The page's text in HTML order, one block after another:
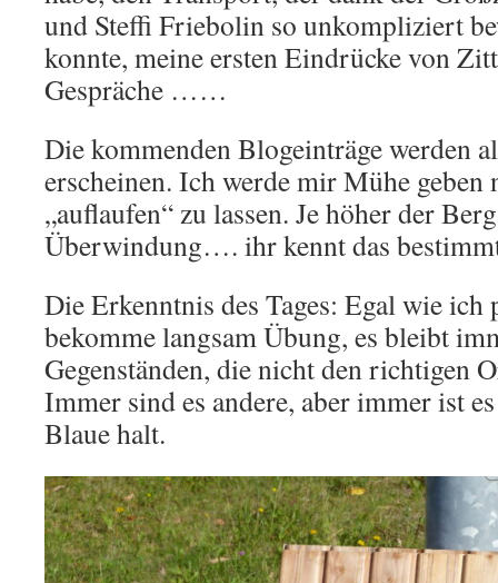
und Steffi Friebolin so unkompliziert
konnte, meine ersten Eindrücke von
Gespräche ……
Die kommenden Blogeinträge werden
erscheinen. Ich werde mir Mühe geben
„auflaufen“ zu lassen. Je höher der
Überwindung…. ihr kennt das
Die Erkenntnis des Tages: Egal wie ich
bekomme langsam Übung, es bleibt
Gegenständen, die nicht den richtigen
Immer sind es andere, aber immer ist
Blaue halt.